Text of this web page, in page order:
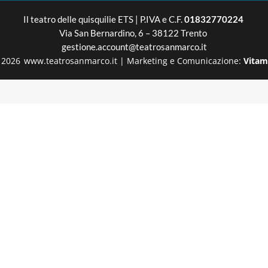
Il teatro delle quisquilieETS | P.IVA e C.F.01832770224
Via San Bernardino, 6 – 38122 Trento
gestione.account@teatrosanmarco.it
2026 www.teatrosanmarco.it | Marketing e Comunicazione: